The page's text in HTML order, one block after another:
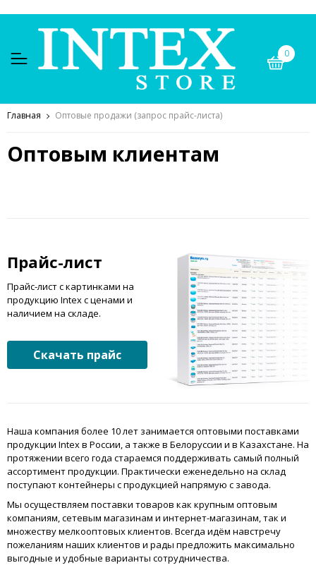
0
Главная Оптовые продажи (запрос прайс-листа)
Оптовым клиентам
Прайс-лист
Прайс-лист с картинками на
продукцию Intex с ценами и
наличием на складе.
Скачать прайс
Наша компания более 10 лет занимается оптовыми поставками
продукции Intex в России, а также в Белоруссии и в Казахстане. На
протяжении всего года стараемся поддерживать самый полный
ассортимент продукции. Практически еженедельно на склад
поступают контейнеры с продукцией напрямую с завода.
Мы осуществляем поставки товаров как крупным оптовым
компаниям, сетевым магазинам и интернет-магазинам, так и
множеству мелкооптовых клиентов. Всегда идём навстречу
пожеланиям наших клиентов и рады предложить максимально
выгодные и удобные варианты сотрудничества.